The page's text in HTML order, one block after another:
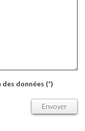
données (*)
Envoyer